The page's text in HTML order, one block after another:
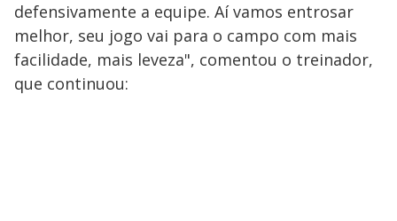
defensivamente a equipe. Aí vamos entrosar
melhor, seu jogo vai para o campo com mais
facilidade, mais leveza", comentou o treinador,
que continuou: